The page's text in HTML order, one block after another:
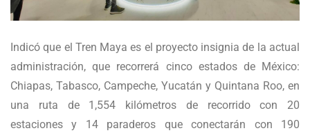
Indicó que el Tren Maya es el proyecto insignia de la actual
administración, que recorrerá cinco estados de México:
Chiapas, Tabasco, Campeche, Yucatán y Quintana Roo, en
una ruta de 1,554 kilómetros de recorrido con 20
estaciones y 14 paraderos que conectarán con 190